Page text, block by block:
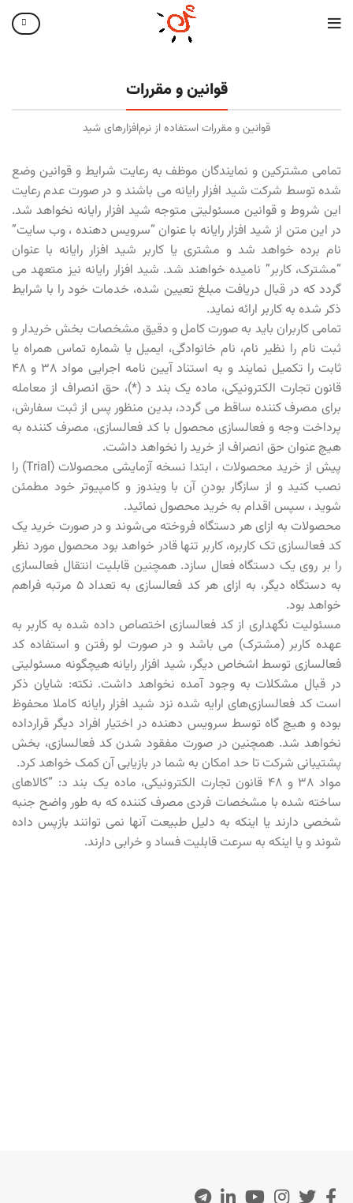
قوانین و مقررات
قوانین و مقررات استفاده از نرم‌افزارهای شید
تمامی مشترکین و نمایندگان موظف به رعایت شرایط و قوانین وضع
شده توسط شرکت شید افزار رایانه می باشند و در صورت عدم رعایت
این شروط و قوانین مسئولیتی متوجه شید افزار رایانه نخواهد شد.
در این متن از شید افزار رایانه با عنوان “سرویس دهنده ، وب سایت”
نام برده خواهد شد و مشتری یا کاربر شید افزار رایانه با عنوان
“مشترک، کاربر” نامیده خواهند شد. شید افزار رایانه نیز متعهد می
گردد که در قبال دریافت مبلغ تعیین شده، خدمات خود را با شرایط
ذکر شده به کاربر ارائه نماید.
تمامی کاربران باید به صورت کامل و دقیق مشخصات بخش خریدار و
ثبت نام را نظیر نام، نام خانوادگی، ایمیل یا شماره تماس همراه یا
ثابت را تکمیل نمایند و به استناد آیین نامه اجرایی مواد ۳۸ و ۴۸
قانون تجارت الکترونیکی، ماده یک بند د (*)، حق انصراف از معامله
برای مصرف کننده ساقط می گردد، بدین منظور پس از ثبت سفارش،
پرداخت وجه و فعالسازی محصول با کد فعالسازی، مصرف کننده به
هیچ عنوان حق انصراف از خرید را نخواهد داشت.
پیش از خرید محصولات ، ابتدا نسخه آزمایشی محصولات (Trial) را
نصب کنید و از سازگار بودنِ آن با ویندوز و کامپیوتر خود مطمئن
شوید ، سپس اقدام به خرید محصول نمائید.
محصولات به ازای هر دستگاه فروخته می‌شوند و در صورت خرید یک
کد فعالسازی تک کاربره، کاربر تنها قادر خواهد بود محصول مورد نظر
را بر روی یک دستگاه فعال سازد. همچنین قابلیت انتقال فعالسازی
به دستگاه دیگر، به ازای هر کد فعالسازی به تعداد 5 مرتبه فراهم
خواهد بود.
مسئولیت نگهداری از کد فعالسازی اختصاص داده شده به کاربر به
عهده کاربر (مشترک) می باشد و در صورت لو رفتن و استفاده کد
فعالسازی توسط اشخاص دیگر، شید افزار رایانه هیچگونه مسئولیتی
در قبال مشکلات به وجود آمده نخواهد داشت. نکته: شایان ذکر
است کد فعالسازی‌های ارایه شده نزد شید افزار رایانه کاملا محفوظ
بوده و هیچ گاه توسط سرویس دهنده در اختیار افراد دیگر قرارداده
نخواهد شد. همچنین در صورت مفقود شدن کد فعالسازی، بخش
پشتیبانی شرکت تا حد امکان به شما در بازیابی آن کمک خواهد کرد.
مواد ۳۸ و ۴۸ قانون تجارت الکترونیکی، ماده یک بند د: “کالاهای
ساخته شده با مشخصات فردی مصرف کننده که به طور واضح جنبه
شخصی دارند یا اینکه به دلیل طبیعت آنها نمی توانند بازپس داده
شوند و یا اینکه به سرعت قابلیت فساد و خرابی دارند.